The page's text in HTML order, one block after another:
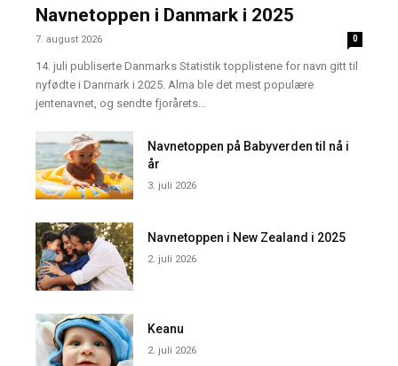
Navnetoppen i Danmark i 2025
7. august 2026 0
14. juli publiserte Danmarks Statistik topplistene for navn gitt til
nyfødte i Danmark i 2025. Alma ble det mest populære
jentenavnet, og sendte fjorårets...
Navnetoppen på Babyverden til nå i
år
3. juli 2026
Navnetoppen i New Zealand i 2025
2. juli 2026
Keanu
2. juli 2026